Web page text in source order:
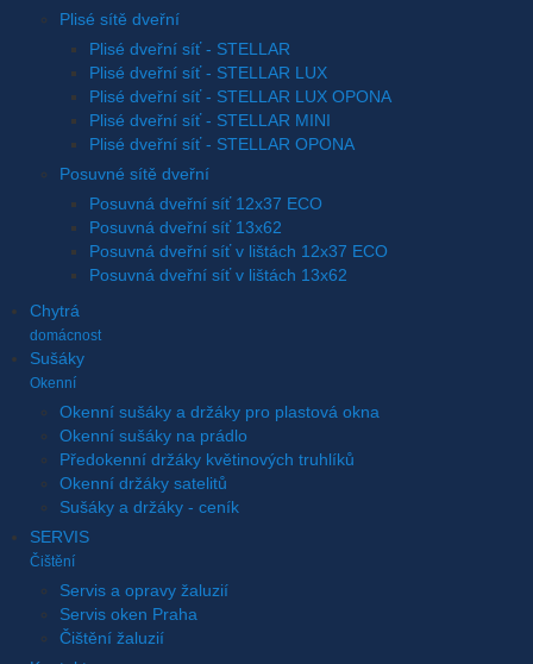
Plisé sítě dveřní
Plisé dveřní síť - STELLAR
Plisé dveřní síť - STELLAR LUX
Plisé dveřní síť - STELLAR LUX OPONA
Plisé dveřní síť - STELLAR MINI
Plisé dveřní síť - STELLAR OPONA
Posuvné sítě dveřní
Posuvná dveřní síť 12x37 ECO
Posuvná dveřní síť 13x62
Posuvná dveřní síť v lištách 12x37 ECO
Posuvná dveřní síť v lištách 13x62
Chytrá
domácnost
Sušáky
Okenní
Okenní sušáky a držáky pro plastová okna
Okenní sušáky na prádlo
Předokenní držáky květinových truhlíků
Okenní držáky satelitů
Sušáky a držáky - ceník
SERVIS
Čištění
Servis a opravy žaluzií
Servis oken Praha
Čištění žaluzií